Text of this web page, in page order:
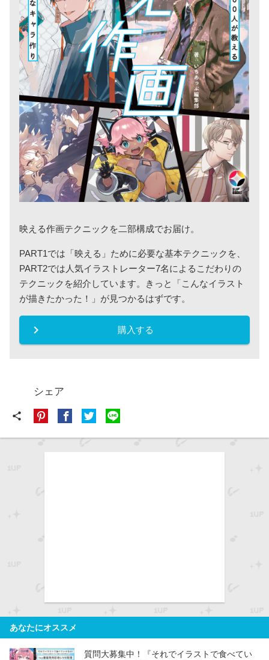
映える作画テクニックを二部構成でお届け。
PART1では「映える」ために必要な基本テクニックを、
PART2では人気イラストレーター7名によるこだわりの
テクニックを紹介しています。きっと「こんなイラスト
が描きたかった！」が見つかるはずです。
keyboard_arrow_right 購入する
シェア
share
あなたにオススメ
質問大募集中！『それでイラストで食べてい